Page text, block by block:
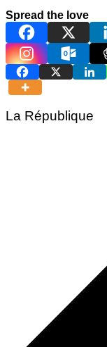
Spread the love
La République